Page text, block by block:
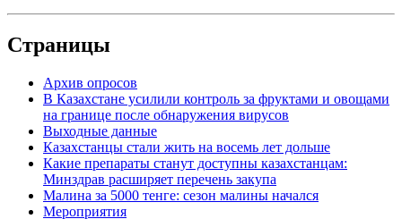
Страницы
Архив опросов
В Казахстане усилили контроль за фруктами и овощами
на границе после обнаружения вирусов
Выходные данные
Казахстанцы стали жить на восемь лет дольше
Какие препараты станут доступны казахстанцам:
Минздрав расширяет перечень закупа
Малина за 5000 тенге: сезон малины начался
Мероприятия